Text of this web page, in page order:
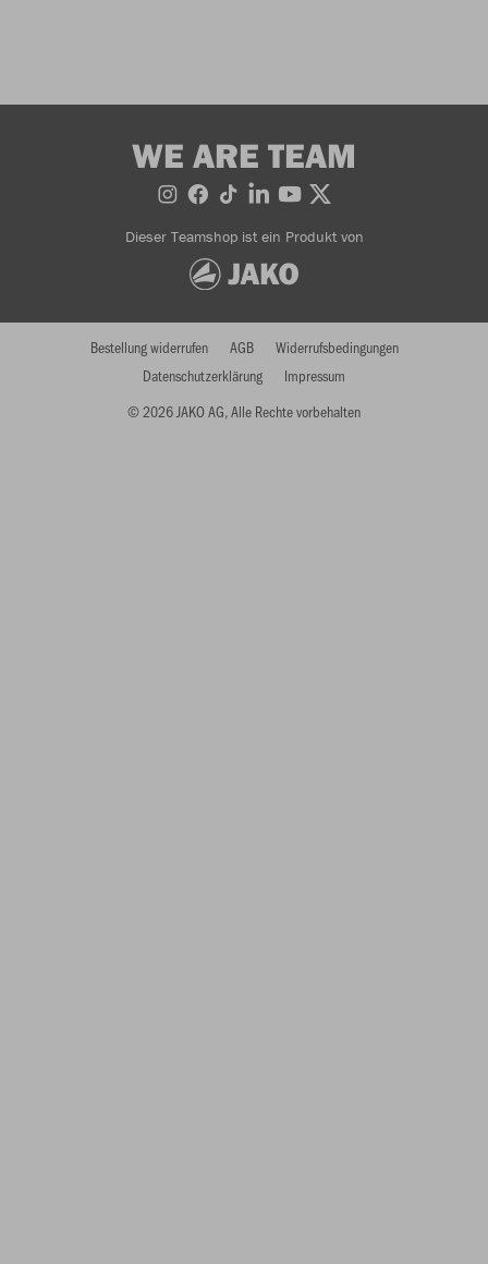
WE ARE TEAM
Dieser Teamshop ist ein Produkt von
© 2026 JAKO AG, Alle Rechte vorbehalten
Bestellung widerrufen AGB
Widerrufsbedingungen
Datenschutzerklärung
Impressum